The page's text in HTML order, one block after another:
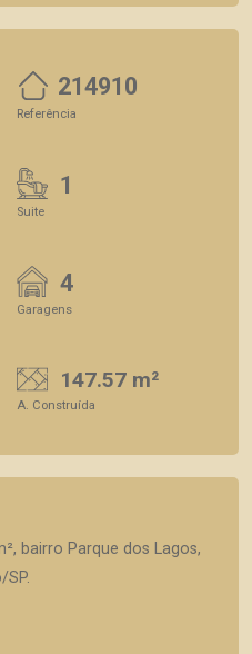
214910
Referência
1
Suite
4
Garagens
147.57 m²
A. Construída
bairro Parque dos Lagos,